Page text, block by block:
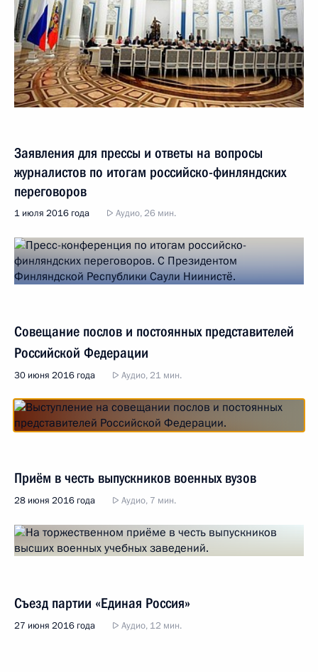
Заявления для прессы и ответы на вопросы
журналистов по итогам российско-финляндских
переговоров
1 июля 2016 года Аудио, 26 мин.
Совещание послов и постоянных представителей
Российской Федерации
30 июня 2016 года Аудио, 21 мин.
Приём в честь выпускников военных вузов
28 июня 2016 года Аудио, 7 мин.
Съезд партии «Единая Россия»
27 июня 2016 года Аудио, 12 мин.